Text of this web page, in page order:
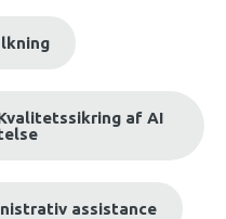
af AI
assistance